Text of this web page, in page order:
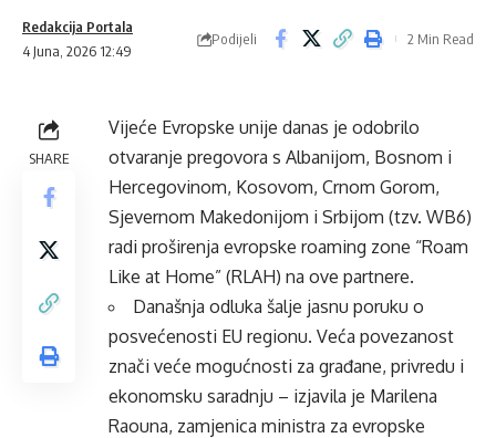
4 Juna, 2026 12:49
Redakcija Portala
Podijeli 2 Min Read
SHARE
Vijeće Evropske unije danas je odobrilo
otvaranje pregovora s Albanijom, Bosnom i
Hercegovinom, Kosovom, Crnom Gorom,
Sjevernom Makedonijom i Srbijom (tzv. WB6)
radi proširenja evropske roaming zone “Roam
Like at Home” (RLAH) na ove partnere.
Današnja odluka šalje jasnu poruku o
posvećenosti EU regionu. Veća povezanost
znači veće mogućnosti za građane, privredu i
ekonomsku saradnju – izjavila je Marilena
Raouna, zamjenica ministra za evropske